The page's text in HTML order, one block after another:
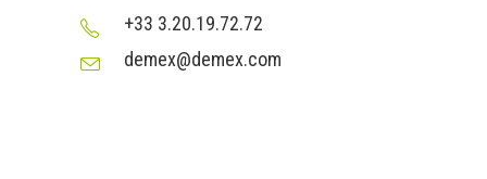
+33 3.20.19.72.72
demex@demex.com